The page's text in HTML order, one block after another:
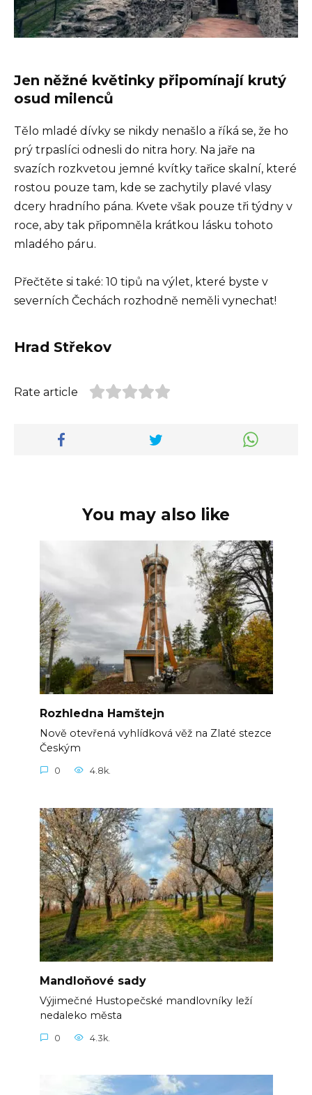
Jen něžné květinky připomínají krutý
osud milenců
Tělo mladé dívky se nikdy nenašlo a říká se, že ho
prý trpaslíci odnesli do nitra hory. Na jaře na
svazích rozkvetou jemné kvítky tařice skalní, které
rostou pouze tam, kde se zachytily plavé vlasy
dcery hradního pána. Kvete však pouze tři týdny v
roce, aby tak připomněla krátkou lásku tohoto
mladého páru.
Přečtěte si také: 10 tipů na výlet, které byste v
severních Čechách rozhodně neměli vynechat!
Hrad Střekov
Rate article
You may also like
Rozhledna Hamštejn
Nově otevřená vyhlídková věž na Zlaté stezce
Českým
0 4.8k.
Mandloňové sady
Výjimečné Hustopečské mandlovníky leží
nedaleko města
0 4.3k.